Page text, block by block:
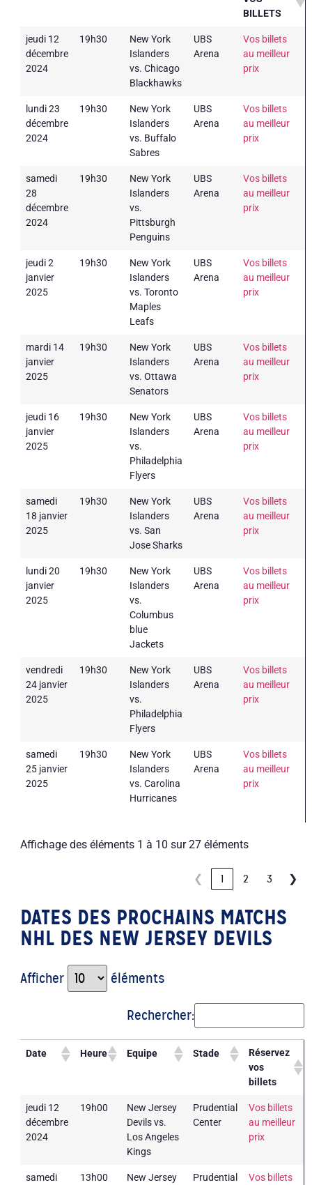
BILLETS
jeudi 12
décembre
2024
19h30
New York
Islanders
vs. Chicago
Blackhawks
UBS
Arena
Vos billets
au meilleur
prix
lundi 23
décembre
2024
19h30
New York
Islanders
vs. Buffalo
Sabres
UBS
Arena
Vos billets
au meilleur
prix
samedi
28
décembre
2024
19h30
New York
Islanders
vs.
Pittsburgh
Penguins
UBS
Arena
Vos billets
au meilleur
prix
jeudi 2
janvier
2025
19h30
New York
Islanders
vs. Toronto
Maples
Leafs
UBS
Arena
Vos billets
au meilleur
prix
mardi 14
janvier
2025
19h30
New York
Islanders
vs. Ottawa
Senators
UBS
Arena
Vos billets
au meilleur
prix
jeudi 16
janvier
2025
19h30
New York
Islanders
vs.
Philadelphia
Flyers
UBS
Arena
Vos billets
au meilleur
prix
samedi
18 janvier
2025
19h30
New York
Islanders
vs. San
Jose Sharks
UBS
Arena
Vos billets
au meilleur
prix
lundi 20
janvier
2025
19h30
New York
Islanders
vs.
Columbus
blue
Jackets
UBS
Arena
Vos billets
au meilleur
prix
vendredi
24 janvier
2025
19h30
New York
Islanders
vs.
Philadelphia
Flyers
UBS
Arena
Vos billets
au meilleur
prix
samedi
25 janvier
2025
19h30
New York
Islanders
vs. Carolina
Hurricanes
UBS
Arena
Vos billets
au meilleur
prix
Affichage des éléments 1 à 10 sur 27 éléments
❮ 1 2 3 ❯
DATES DES PROCHAINS MATCHS
NHL DES NEW JERSEY DEVILS
Afficher éléments
Rechercher:
Date Heure Equipe Stade
Réservez
vos
billets
jeudi 12
décembre
2024
19h00
New Jersey
Devils vs.
Los Angeles
Kings
Prudential
Center
Vos billets
au meilleur
prix
samedi
13h00
New Jersey
Prudential
Vos billets